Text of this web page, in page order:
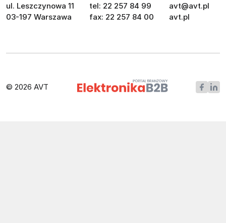
ul. Leszczynowa 11
03-197 Warszawa
tel: 22 257 84 99
fax: 22 257 84 00
avt@avt.pl
avt.pl
© 2026 AVT